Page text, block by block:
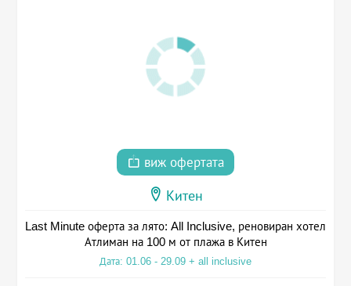
виж офертата
Китен
Last Minute оферта за лято: All Inclusive, реновиран хотел
Атлиман на 100 м от плажа в Китен
Дата: 01.06 - 29.09 + all inclusive